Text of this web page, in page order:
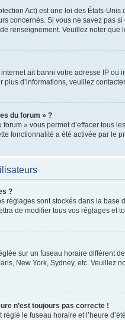
Act) est une loi des États-
concernés. Si vous ne savez pas
renseignement. Veuillez noter que
ait banni votre adresse IP
plus d’informations, veuillez
du forum » ?
forum » vous permet d’effacer
fonctionnalité a été activée par
?
réglages sont stockés dans la
de modifier tous vos réglages et
sur un fuseau horaire différent
New York, Sydney, etc. Veuillez
n’est toujours pas correcte !
le fuseau horaire et l’heure